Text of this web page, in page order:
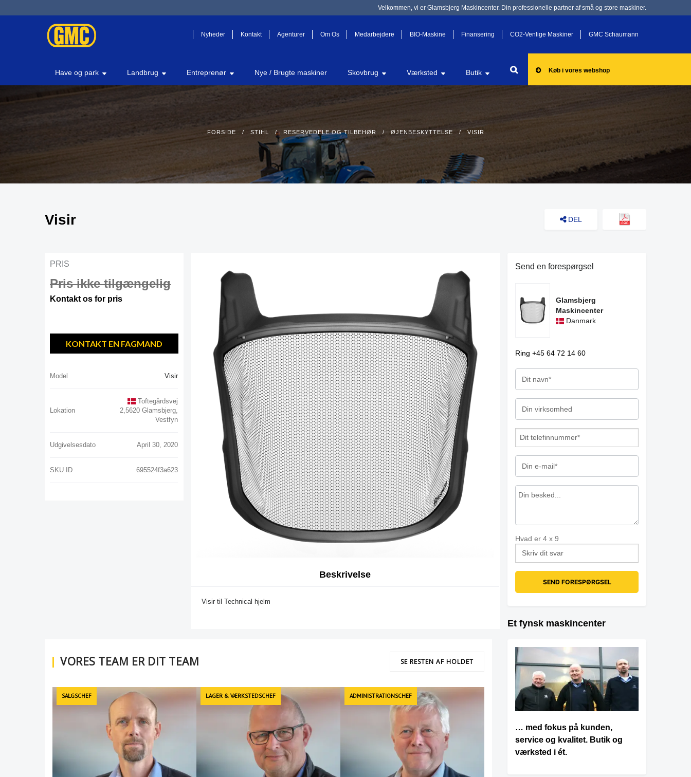
Velkommen, vi er Glamsbjerg Maskincenter. Din professionelle partner af små og store maskiner.
Nyheder Kontakt Agenturer Om Os Medarbejdere BIO-Maskine Finansering CO2-Venlige Maskiner GMC Schaumann
Have og park Landbrug Entreprenør Nye / Brugte maskiner Skovbrug Værksted Butik Køb i vores webshop
FORSIDE / STIHL / RESERVEDELE OG TILBEHØR /ØJENBESKYTTELSE / VISIR
Visir DEL
PRIS
Pris ikke tilgængelig
Kontakt os for pris
KONTAKT EN FAGMAND
Model Visir
Lokation
Toftegårdsvej
2,5620 Glamsbjerg,
Vestfyn
Udgivelsesdato April 30, 2020
SKU ID 695524f3a623
Beskrivelse
Visir til Technical hjelm
VORES TEAM ER DIT TEAM SE RESTEN AF HOLDET
SALGSCHEF LAGER & VÆRKSTEDSCHEF ADMINISTRATIONSCHEF
Send en forespørgsel
Glamsbjerg
Maskincenter
Danmark
Ring +45 64 72 14 60
Hvad er 4 x 9
Et fynsk maskincenter
… med fokus på kunden,
service og kvalitet. Butik og
værksted i ét.